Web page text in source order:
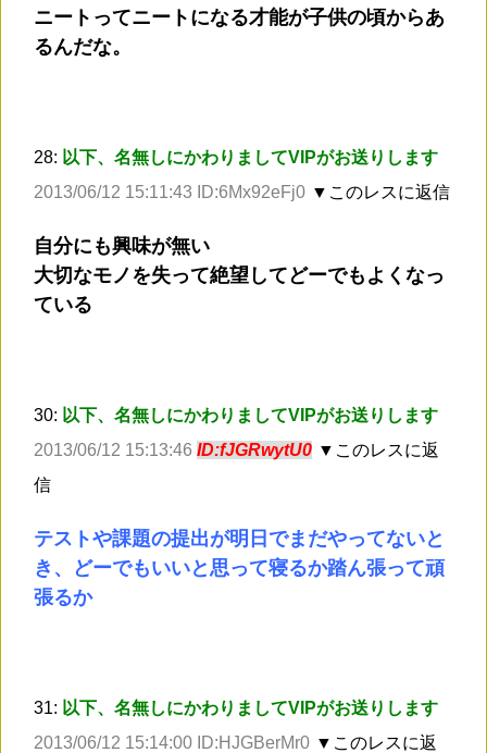
ニートってニートになる才能が子供の頃からあ
るんだな。
28: 以下、名無しにかわりましてVIPがお送りします
2013/06/12 15:11:43 ID:6Mx92eFj0 ▼このレスに返信
自分にも興味が無い
大切なモノを失って絶望してどーでもよくなっ
ている
30: 以下、名無しにかわりましてVIPがお送りします
2013/06/12 15:13:46 ID:fJGRwytU0 ▼このレスに返
信
テストや課題の提出が明日でまだやってないと
き、どーでもいいと思って寝るか踏ん張って頑
張るか
31: 以下、名無しにかわりましてVIPがお送りします
2013/06/12 15:14:00 ID:HJGBerMr0 ▼このレスに返